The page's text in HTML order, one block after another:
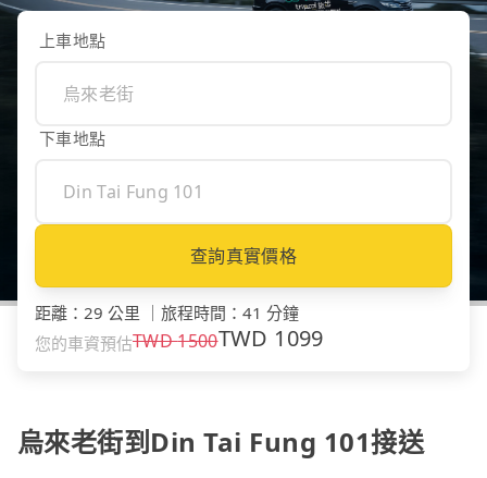
上車地點
下車地點
查詢真實價格
距離 ： 29 公里 旅程時間 ： 41 分鐘
您的車資預估TWD1500TWD 1099
烏來老街到Din Tai Fung 101接送